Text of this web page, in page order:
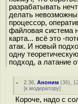
разрабатывать
делать
процессор,
файловая система
карта... всё это -
атак. И новый
одну
подход, а латание
2.36 ,Аноним (36),
[к модератору]
Короче, надо с